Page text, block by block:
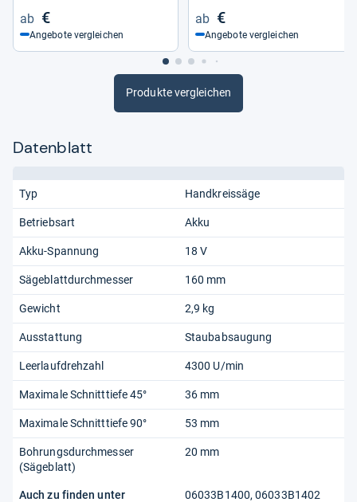
€
Angebote vergleichen
€
Angebote vergleichen
Produkte vergleichen
Datenblatt
Typ Handkreissäge
Betriebsart Akku
Akku-Spannung 18 V
Sägeblattdurchmesser 160 mm
Gewicht 2,9 kg
Ausstattung Staubabsaugung
Leerlaufdrehzahl 4300 U/min
Maximale Schnitttiefe 45° 36 mm
Maximale Schnitttiefe 90° 53 mm
Bohrungsdurchmesser
(Sägeblatt)
20 mm
Auch zu finden unter
06033B1400, 06033B1402